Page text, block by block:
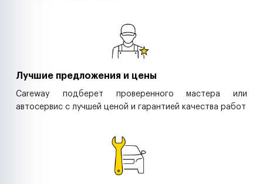
Лучшие предложения и цены
Careway подберет проверенного мастера или
автосервис с лучшей ценой и гарантией качества работ